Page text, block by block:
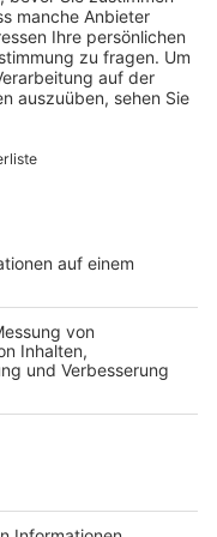
Stunden,
haben. Aktuell
sie der Deutsche
Mai und die